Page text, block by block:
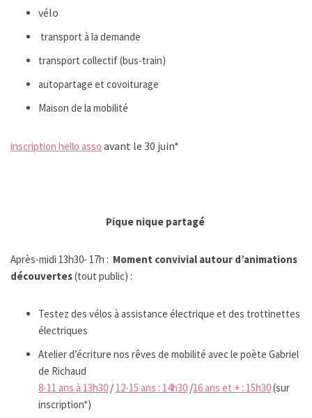
vélo
transport à la demande
transport collectif (bus-train)
autopartage et covoiturage
Maison de la mobilité
inscription hello asso avant le 30 juin*
Pique nique partagé
Après-midi 13h30- 17h : Moment convivial autour d’animations
découvertes(tout public) :
Testez des vélos à assistance électrique et des trottinettes
électriques
Atelier d’écriture nos rêves de mobilité avec le poète Gabriel
de Richaud
8-11 ans à 13h30 / 12-15 ans : 14h30 /16 ans et + : 15h30(sur
inscription*)